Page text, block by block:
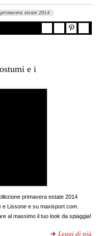
estate 2014
e i
primavera estate 2014
e Lissone e su maxisport.com.
al massimo il tuo look da spiaggia!
Leggi di più